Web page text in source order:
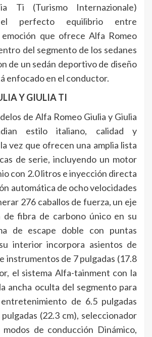
Ti (Turismo Internazionale)
el perfecto equilibrio entre
que ofrece Alfa Romeo
del segmento de los sedanes
de un sedán deportivo de diseño
enfocado en el conductor.
Y GIULIA TI
de Alfa Romeo Giulia y Giulia
estilo italiano, calidad y
vez que ofrecen una amplia lista
de serie, incluyendo un motor
con 2.0 litros e inyección directa
automática de ocho velocidades
276 caballos de fuerza, un eje
de fibra de carbono único en su
de escape doble con puntas
interior incorpora asientos de
instrumentos de 7 pulgadas (17.8
el sistema Alfa-tainment con la
ancha oculta del segmento para
de 6.5 pulgadas
(22.3 cm), seleccionador
de conducción Dinámico,